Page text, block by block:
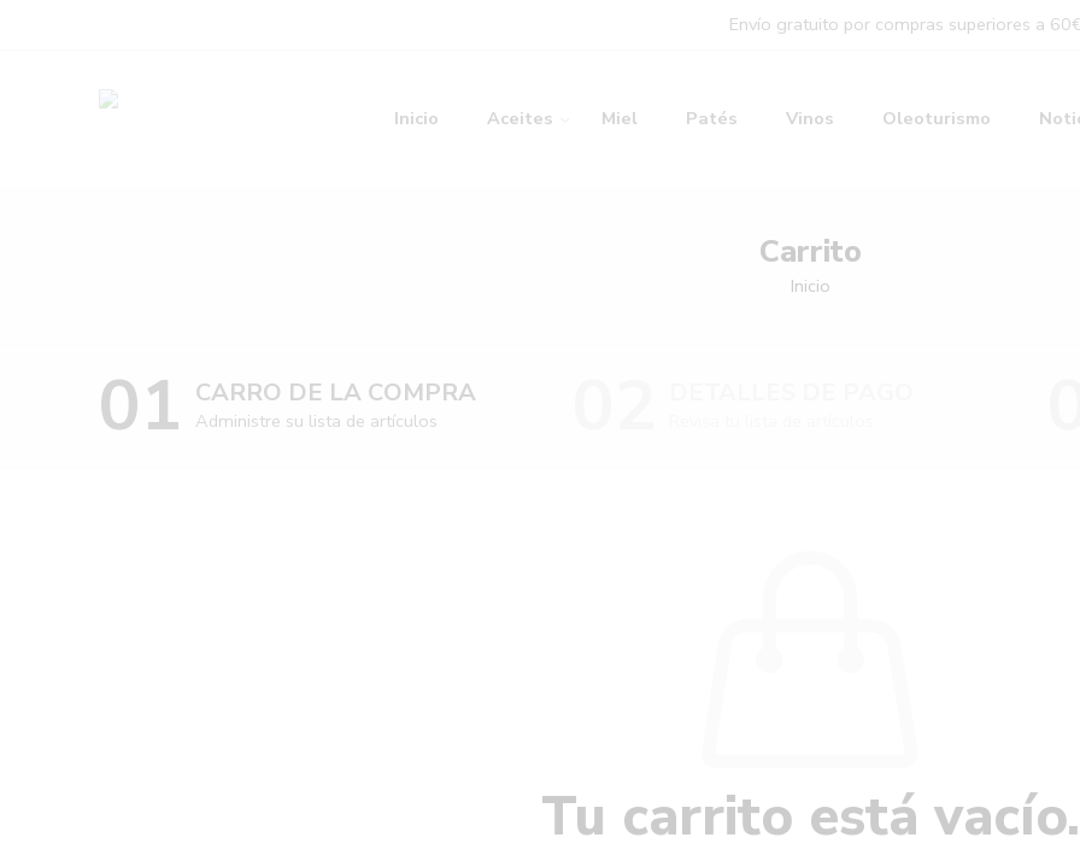
Envío gratuito por compras superiores a 60€
Inicio Aceites Miel Patés Vinos Oleoturismo
Carrito
Inicio
01 CARRO DE LA COMPRA
Administre su lista de artículos
Tu carrito está vacío.